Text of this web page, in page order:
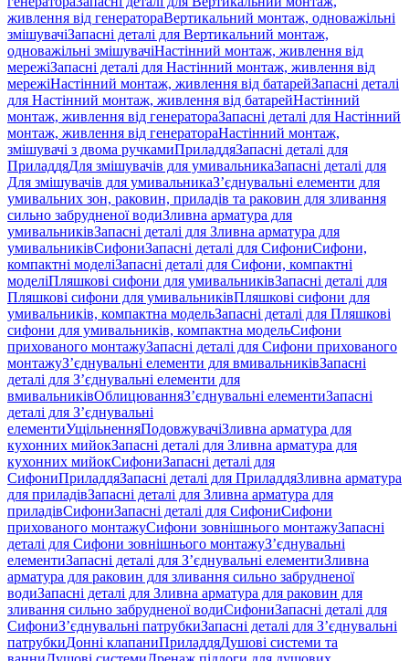
живлення від генератораВертикальний монтаж, одноважільні
змішувачіЗапасні деталі для Вертикальний монтаж,
одноважільні змішувачіНастінний монтаж, живлення від
мережіЗапасні деталі для Настінний монтаж, живлення від
мережіНастінний монтаж, живлення від батарейЗапасні деталі
для Настінний монтаж, живлення від батарейНастінний
монтаж, живлення від генератораЗапасні деталі для Настінний
монтаж, живлення від генератораНастінний монтаж,
змішувачі з двома ручкамиПриладдяЗапасні деталі для
ПриладдяДля змішувачів для умивальникаЗапасні деталі для
Для змішувачів для умивальникаЗ’єднувальні елементи для
умивальних зон, раковин, приладів та раковин для зливання
сильно забрудненої водиЗливна арматура для
умивальниківЗапасні деталі для Зливна арматура для
умивальниківСифониЗапасні деталі для СифониСифони,
компактні моделіЗапасні деталі для Сифони, компактні
моделіПляшкові сифони для умивальниківЗапасні деталі для
Пляшкові сифони для умивальниківПляшкові сифони для
умивальників, компактна модельЗапасні деталі для Пляшкові
сифони для умивальників, компактна модельСифони
прихованого монтажуЗапасні деталі для Сифони прихованого
монтажуЗ’єднувальні елементи для вмивальниківЗапасні
деталі для З’єднувальні елементи для
вмивальниківОблицюванняЗ’єднувальні елементиЗапасні
деталі для З’єднувальні
елементиУщільненняПодовжувачіЗливна арматура для
кухонних мийокЗапасні деталі для Зливна арматура для
кухонних мийокСифониЗапасні деталі для
СифониПриладдяЗапасні деталі для ПриладдяЗливна арматура
для приладівЗапасні деталі для Зливна арматура для
приладівСифониЗапасні деталі для СифониСифони
прихованого монтажуСифони зовнішнього монтажуЗапасні
деталі для Сифони зовнішнього монтажуЗ’єднувальні
елементиЗапасні деталі для З’єднувальні елементиЗливна
арматура для раковин для зливання сильно забрудненої
водиЗапасні деталі для Зливна арматура для раковин для
зливання сильно забрудненої водиСифониЗапасні деталі для
СифониЗ’єднувальні патрубкиЗапасні деталі для З’єднувальні
патрубкиДонні клапаниПриладдяДушові системи та